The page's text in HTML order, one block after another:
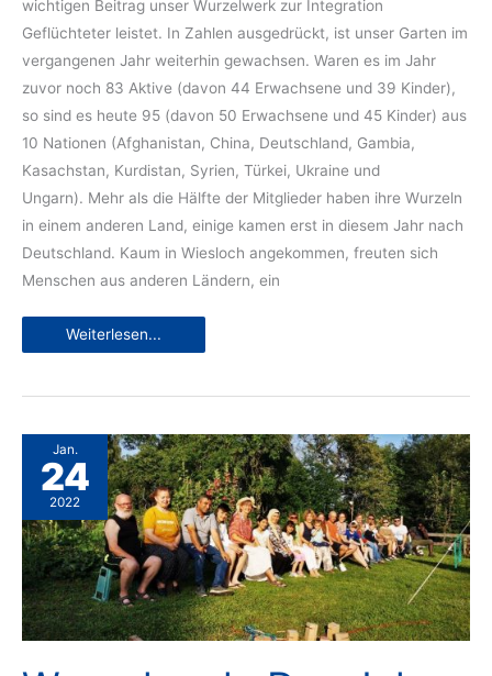
wichtigen Beitrag unser Wurzelwerk zur Integration
Geflüchteter leistet. In Zahlen ausgedrückt, ist unser Garten im
vergangenen Jahr weiterhin gewachsen. Waren es im Jahr
zuvor noch 83 Aktive (davon 44 Erwachsene und 39 Kinder),
so sind es heute 95 (davon 50 Erwachsene und 45 Kinder) aus
10 Nationen (Afghanistan, China, Deutschland, Gambia,
Kasachstan, Kurdistan, Syrien, Türkei, Ukraine und
Ungarn). Mehr als die Hälfte der Mitglieder haben ihre Wurzeln
in einem anderen Land, einige kamen erst in diesem Jahr nach
Deutschland. Kaum in Wiesloch angekommen, freuten sich
Menschen aus anderen Ländern, ein
Tätigkeitsbericht
Weiterlesen...
Jan.
24
2022